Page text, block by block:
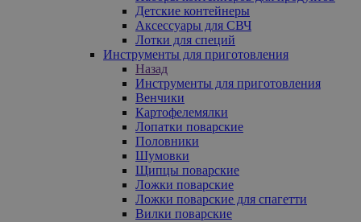
Детские контейнеры
Аксессуары для СВЧ
Лотки для специй
Инструменты для приготовления
Назад
Инструменты для приготовления
Венчики
Картофелемялки
Лопатки поварские
Половники
Шумовки
Щипцы поварские
Ложки поварские
Ложки поварские для спагетти
Вилки поварские